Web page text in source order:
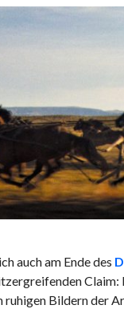
auch am Ende des
Claim:
ruhigen Bildern der